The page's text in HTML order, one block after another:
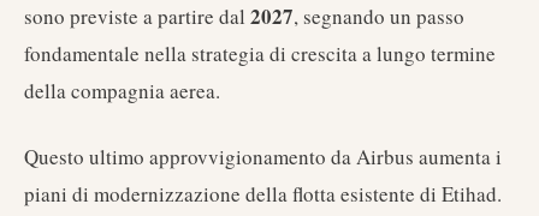
sono previste a partire dal 2027, segnando un passo
fondamentale nella strategia di crescita a lungo termine
della compagnia aerea.
Questo ultimo approvvigionamento da Airbus aumenta i
piani di modernizzazione della flotta esistente di Etihad.